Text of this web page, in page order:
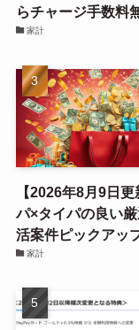
らチャージ手数料
家計
【2026年8月9日
パ×タイパの良い
活案件ピックアッ
家計